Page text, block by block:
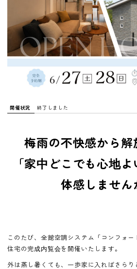
開催状況 終了しました
梅雨の不快感から解
「家中どこでも心地
体感しません
このたび、全館空調システム「コンフォ
住宅の完成内覧会を開催いたします。
外は蒸し暑くても、一歩家に入ればさらり